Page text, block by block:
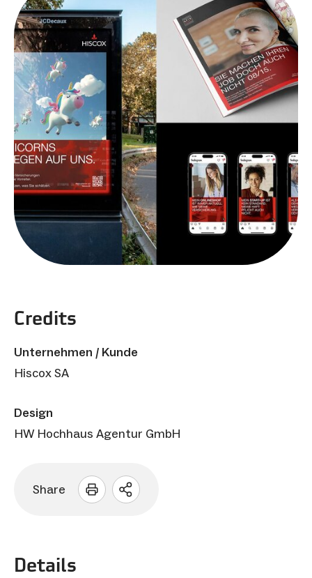
Credits
Unternehmen / Kunde
Hiscox SA
Design
HW Hochhaus Agentur GmbH
Share
Sharing
Details